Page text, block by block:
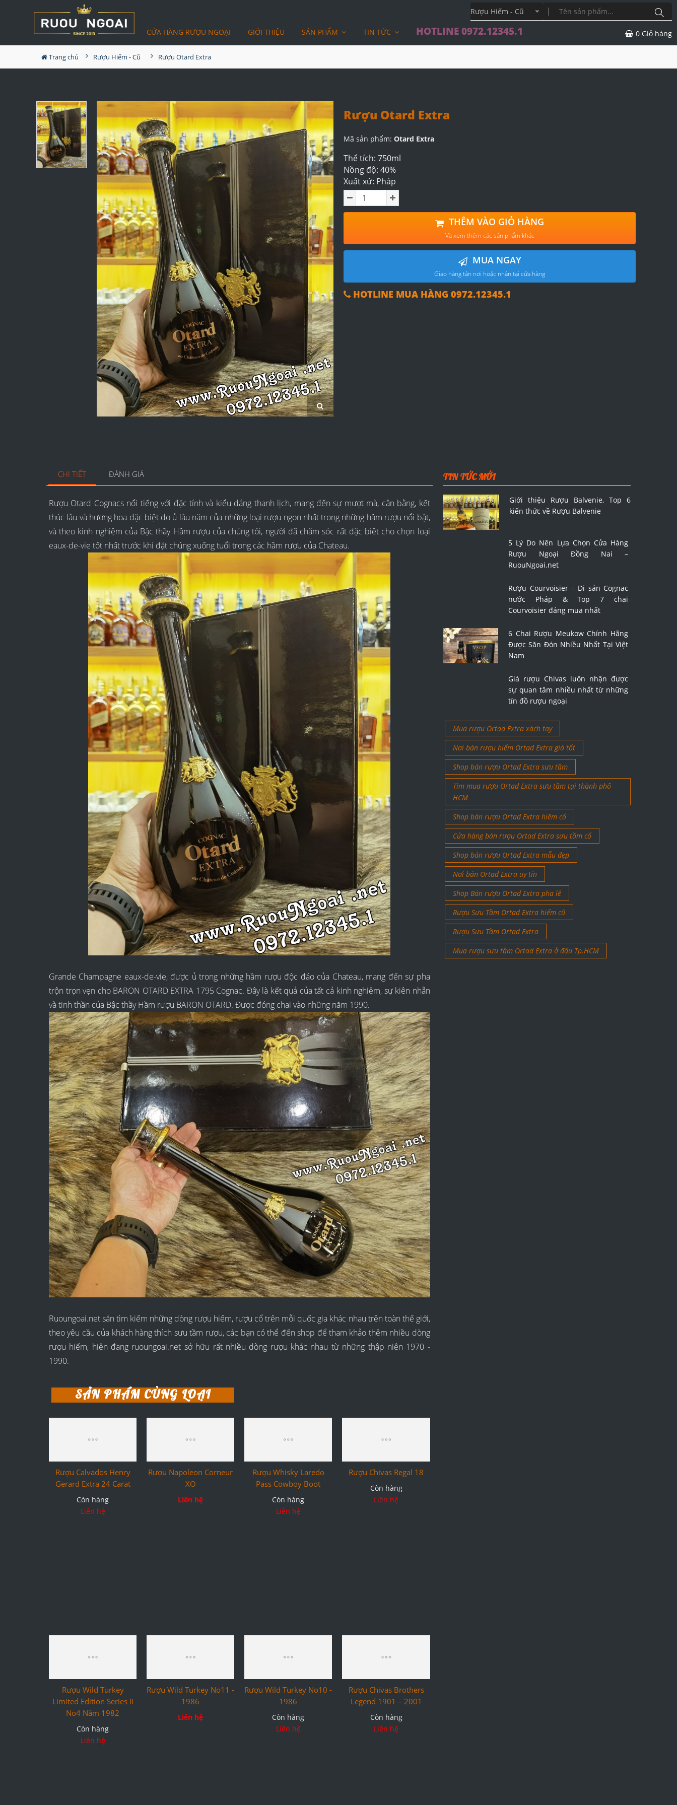
Rượu Hiếm - Cũ
CỬA HÀNG RƯỢU NGOẠI GIỚI THIỆU SẢN PHẨM TIN TỨC HOTLINE 0972.12345.1 0 Giỏ hàng
Trang chủ Rượu Hiếm - Cũ Rượu Otard Extra
Rượu Otard Extra
Mã sản phẩm: Otard Extra
Thể tích: 750ml
Nồng độ: 40%
Xuất xứ: Pháp
THÊM VÀO GIỎ HÀNG
Và xem thêm các sản phẩm khác
MUA NGAY
Giao hàng tận nơi hoặc nhận tại cửa hàng
HOTLINE MUA HÀNG 0972.12345.1
CHI TIẾT ĐÁNH GIÁ
Rượu Otard Cognacs nổi tiếng với đặc tính và kiểu dáng thanh lịch, mang đến sự mượt mà, cân bằng, kết
thúc lâu và hương hoa đặc biệt do ủ lâu năm của những loại rượu ngon nhất trong những hầm rượu nổi bật,
và theo kinh nghiệm của Bậc thầy Hầm rượu của chúng tôi, người đã chăm sóc rất đặc biệt cho chọn loại
eaux-de-vie tốt nhất trước khi đặt chúng xuống tuổi trong các hầm rượu của Chateau.
Grande Champagne eaux-de-vie, được ủ trong những hầm rượu độc đáo của Chateau, mang đến sự pha
trộn trọn vẹn cho BARON OTARD EXTRA 1795 Cognac. Đây là kết quả của tất cả kinh nghiệm, sự kiên nhẫn
và tinh thần của Bậc thầy Hầm rượu BARON OTARD. Được đóng chai vào những năm 1990.
Ruoungoai.net săn tìm kiếm những dòng rượu hiếm, rượu cổ trên mỗi quốc gia khác nhau trên toàn thế giới,
theo yêu cầu của khách hàng thích sưu tầm rượu, các bạn có thể đến shop để tham khảo thêm nhiều dòng
rượu hiếm, hiện đang ruoungoai.net sở hữu rất nhiều dòng rượu khác nhau từ những thập niên 1970 -
1990.
SẢN PHẨM CÙNG LOẠI
Rượu Wild Turkey No11 -
1986
Liên hệ
Rượu Wild Turkey No10 -
1986
Còn hàng
Liên hệ
Rượu Chivas Brothers
Legend 1901 – 2001
Còn hàng
Liên hệ
TIN TỨC MỚI
Giới thiệu Rượu Balvenie, Top 6
kiến thức về Rượu Balvenie
5 Lý Do Nên Lựa Chọn Cửa Hàng
Rượu Ngoại Đồng Nai –
RuouNgoai.net
Rượu Courvoisier – Di sản Cognac
nước Pháp & Top 7 chai
Courvoisier đáng mua nhất
6 Chai Rượu Meukow Chính Hãng
Được Săn Đón Nhiều Nhất Tại Việt
Nam
Giá rượu Chivas luôn nhận được
sự quan tâm nhiều nhất từ những
tín đồ rượu ngoại
Mua rượu Ortad Extra xách tay
Nơi bán rượu hiếm Ortad Extra giá tốt
Shop bán rượu Ortad Extra sưu tầm
Tìm mua rượu Ortad Extra sưu tầm tại thành phố
HCM
Shop bán rượu Ortad Extra hiêm cổ
Cửa hàng bán rượu Ortad Extra sưu tầm cổ
Shop bán rượu Ortad Extra mẫu đẹp
Nơi bán Ortad Extra uy tín
Shop Bán rượu Ortad Extra pha lê
Rượu Sưu Tầm Ortad Extra hiếm cũ
Rượu Sưu Tầm Ortad Extra
Mua rượu sưu tầm Ortad Extra ở đâu Tp.HCM